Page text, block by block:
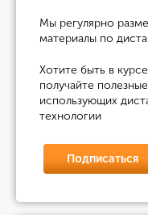
Мы регулярно
материалы по
Хотите быть в
получайте
использующих
технологии
Подписаться